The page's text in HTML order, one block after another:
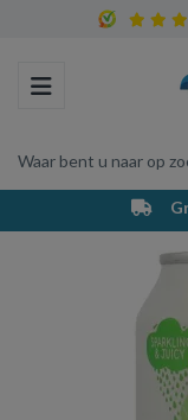
Toggle navigation
Waar bent u naar op